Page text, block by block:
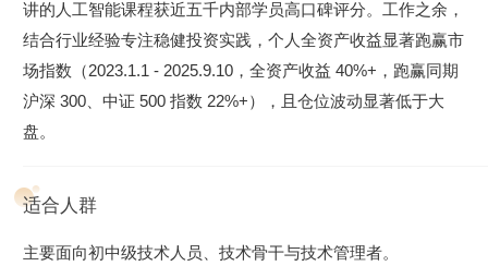
讲的人工智能课程获近五千内部学员高口碑评分。工作之余，
结合行业经验专注稳健投资实践，个人全资产收益显著跑赢市
场指数（2023.1.1 - 2025.9.10，全资产收益 40%+，跑赢同期
沪深 300、中证 500 指数 22%+），且仓位波动显著低于大
盘。
适合人群
主要面向初中级技术人员、技术骨干与技术管理者。